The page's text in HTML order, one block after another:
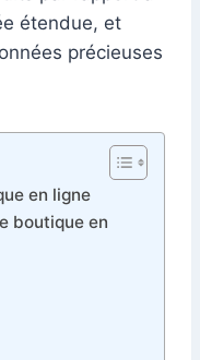
étendue, et
précieuses
en ligne
boutique en